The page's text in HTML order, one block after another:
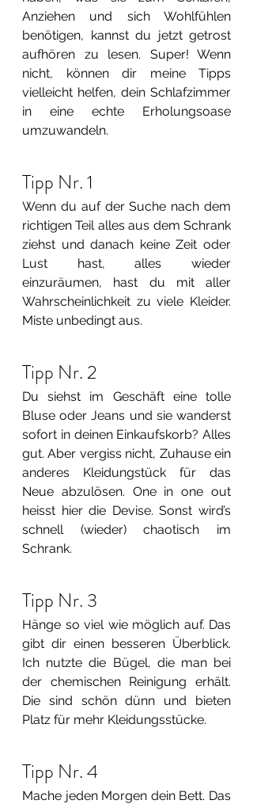
Anziehen und sich Wohlfühlen
benötigen, kannst du jetzt getrost
aufhören zu lesen. Super! Wenn
nicht, können dir meine Tipps
vielleicht helfen, dein Schlafzimmer
in eine echte Erholungsoase
umzuwandeln.
Tipp Nr. 1
Wenn du auf der Suche nach dem
richtigen Teil alles aus dem Schrank
ziehst und danach keine Zeit oder
Lust hast, alles wieder
einzuräumen, hast du mit aller
Wahrscheinlichkeit zu viele Kleider.
Miste unbedingt aus.
Tipp Nr. 2
Du siehst im Geschäft eine tolle
Bluse oder Jeans und sie wanderst
sofort in deinen Einkaufskorb? Alles
gut. Aber vergiss nicht, Zuhause ein
anderes Kleidungstück für das
Neue abzulösen. One in one out
heisst hier die Devise. Sonst wird’s
schnell (wieder) chaotisch im
Schrank.
Tipp Nr. 3
Hänge so viel wie möglich auf. Das
gibt dir einen besseren Überblick.
Ich nutzte die Bügel, die man bei
der chemischen Reinigung erhält.
Die sind schön dünn und bieten
Platz für mehr Kleidungsstücke.
Tipp Nr. 4
Mache jeden Morgen dein Bett. Das